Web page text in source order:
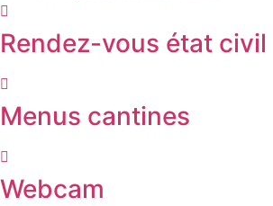
Rendez-vous état civil
Menus cantines
Webcam